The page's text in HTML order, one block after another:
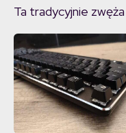
Ta tradycyjnie zwęża